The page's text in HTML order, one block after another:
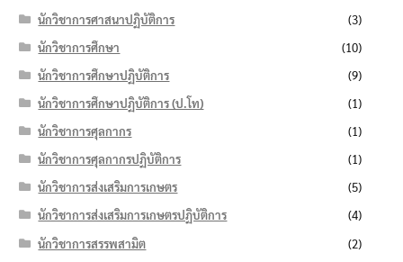
นักวิชาการศาสนาปฏิบัติการ
(3)
นักวิชาการศึกษา
(10)
นักวิชาการศึกษาปฏิบัติการ
(9)
นักวิชาการศึกษาปฏิบัติการ (ป.โท)
(1)
นักวิชาการศุลกากร
(1)
นักวิชาการศุลกากรปฏิบัติการ
(1)
นักวิชาการส่งเสริมการเกษตร
(5)
นักวิชาการส่งเสริมการเกษตรปฏิบัติการ
(4)
นักวิชาการสรรพสามิต
(2)